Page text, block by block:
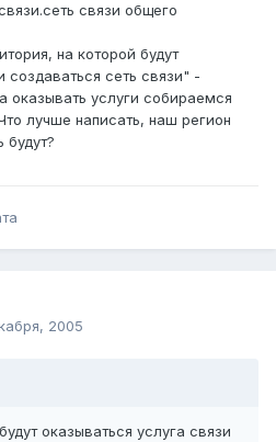
связи общего
на которой будут
создаваться сеть связи" -
оказывать услуги собираемся
лучше написать, наш регион
будут?
2005
оказываться услуга связи